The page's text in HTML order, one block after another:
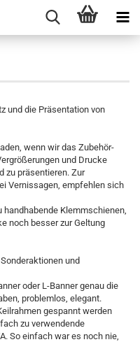
und die Präsentation von
wenn wir das Zubehör-
und Drucke
zu präsentieren. Zur
Vernissagen, empfehlen sich
Klemmschienen,
noch besser zur Geltung
und
oder L-Banner genau die
problemlos, elegant.
gespannt werden
zu verwendende
So einfach war es noch nie,